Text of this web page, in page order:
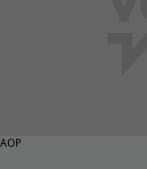
AOP